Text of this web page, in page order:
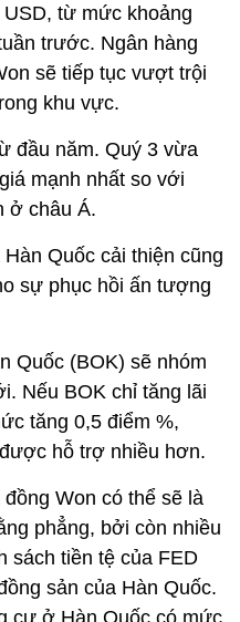
từ mức khoảng
trước. Ngân hàng
sẽ tiếp tục vượt trội
khu vực.
đầu năm. Quý 3 vừa
mạnh nhất so với
ở châu Á.
Quốc cải thiện cũng
sự phục hồi ấn tượng
Quốc (BOK) sẽ nhóm
Nếu BOK chỉ tăng lãi
tăng 0,5 điểm %,
hỗ trợ nhiều hơn.
Won có thể sẽ là
phẳng, bởi còn nhiều
sách tiền tệ của FED
sản của Hàn Quốc.
cư ở Hàn Quốc có mức